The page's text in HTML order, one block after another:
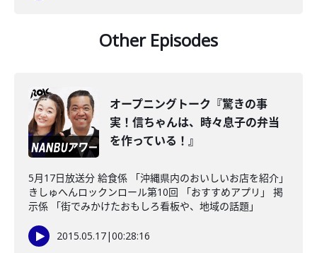
Other Episodes
オープニングトーク『驚きの事
実！信ちゃんは、時々息子の弁当
を作っている！』
5月17日放送分 給食係 「沖縄県内のおいしいお店を紹介」
きしゅへんロックンロール第10回 「おすすめアプリ」 掲
示係 「街でみかけたおもしろ看板や、地域の話題」
2015.05.17|00:28:16